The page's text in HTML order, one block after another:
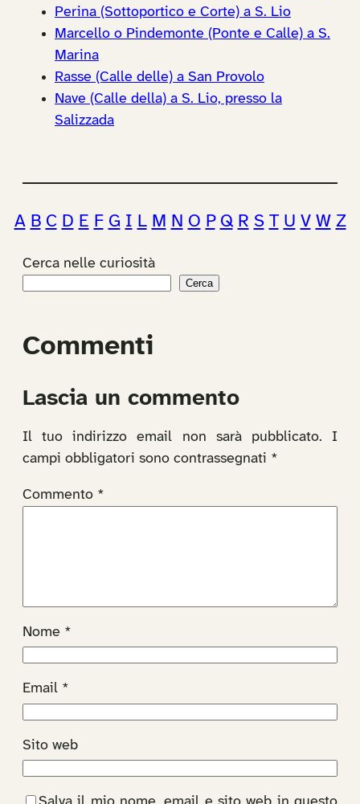
Perina (Sottoportico e Corte) a S. Lio
Marcello o Pindemonte (Ponte e Calle) a S.
Marina
Rasse (Calle delle) a San Provolo
Nave (Calle della) a S. Lio, presso la
Salizzada
A B C D E F G I L M N O P Q R S T U V W Z
Cerca nelle curiosità
Cerca
Commenti
Lascia un commento
Il tuo indirizzo email non sarà pubblicato.
I
campi obbligatori sono contrassegnati *
Commento *
Nome *
Email *
Sito web